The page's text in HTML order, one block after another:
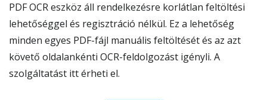
PDF OCR eszköz áll rendelkezésre korlátlan feltöltési
lehetőséggel és regisztráció nélkül. Ez a lehetőség
minden egyes PDF-fájl manuális feltöltését és az azt
követő oldalankénti OCR-feldolgozást igényli. A
szolgáltatást itt érheti el.